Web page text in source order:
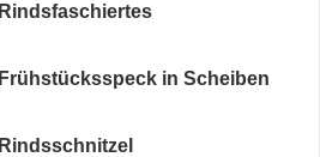
Rindsfaschiertes
Frühstücksspeck in Scheiben
Rindsschnitzel